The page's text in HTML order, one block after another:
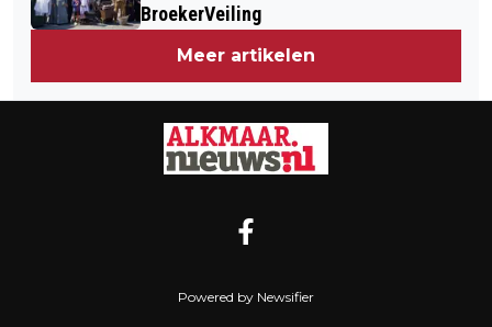
BroekerVeiling
Meer artikelen
Powered by Newsifier